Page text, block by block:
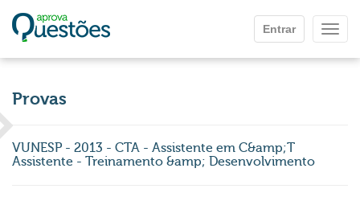
Entrar
Provas
VUNESP - 2013 - CTA - Assistente em C&amp;T
Assistente - Treinamento &amp; Desenvolvimento